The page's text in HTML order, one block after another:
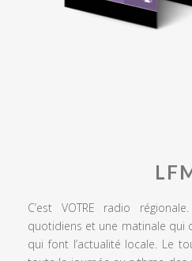
C’est VOTRE radio
quotidiens et une matinale qui
qui font l’actualité locale. Le